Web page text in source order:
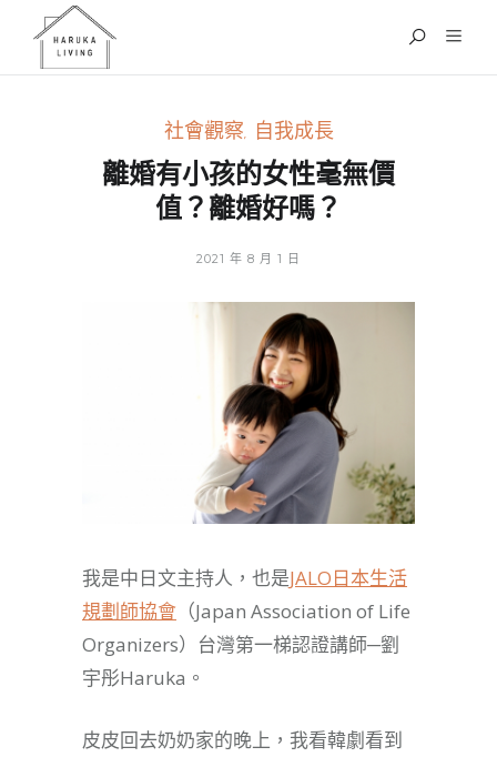
社會觀察, 自我成長
離婚有小孩的女性毫無價
值？離婚好嗎？
2021 年 8 月 1 日
我是中日文主持人，也是JALO日本生活
規劃師協會 （Japan Association of Life
Organizers）台灣第一梯認證講師─劉
宇彤Haruka。
皮皮回去奶奶家的晚上，我看韓劇看到